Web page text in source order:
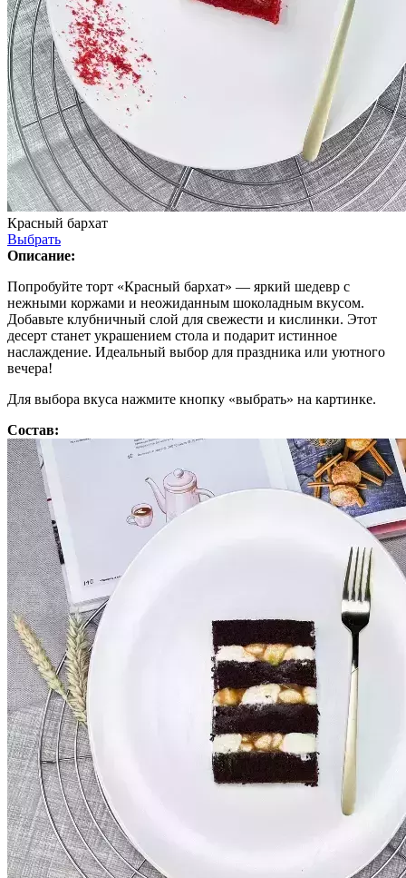
Красный бархат
Выбрать
Описание:
Попробуйте торт «Красный бархат» — яркий шедевр с
нежными коржами и неожиданным шоколадным вкусом.
Добавьте клубничный слой для свежести и кислинки. Этот
десерт станет украшением стола и подарит истинное
наслаждение. Идеальный выбор для праздника или уютного
вечера!
Для выбора вкуса нажмите кнопку «выбрать» на картинке.
Состав: